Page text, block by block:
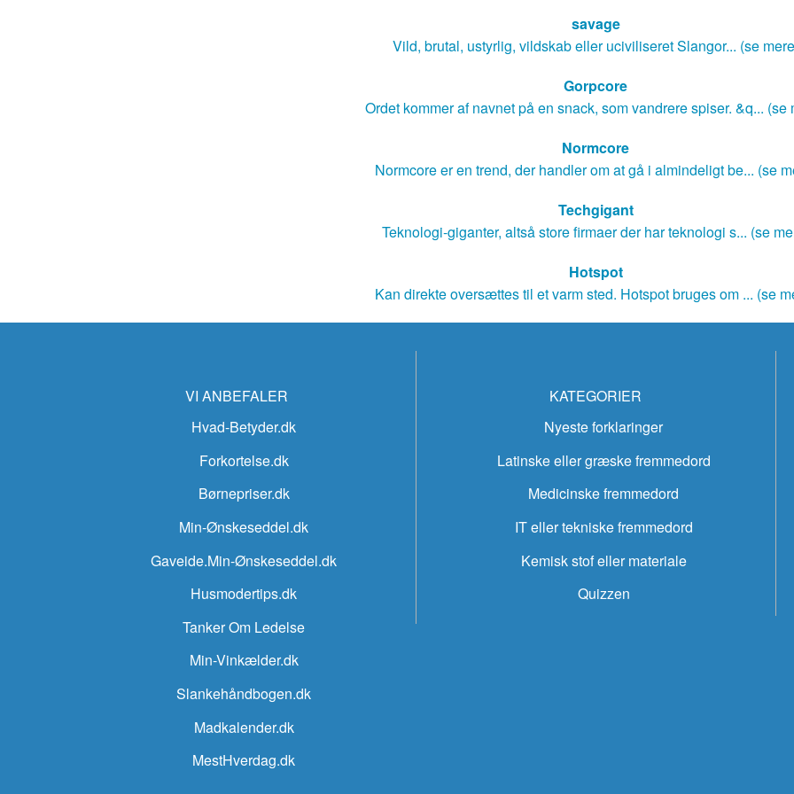
savage
Vild, brutal, ustyrlig, vildskab eller uciviliseret Slangor... (se
Gorpcore
Ordet kommer af navnet på en snack, som vandrere spiser. &q... (se
Normcore
Normcore er en trend, der handler om at gå i almindeligt be... (se
Techgigant
Teknologi-giganter, altså store firmaer der har teknologi s... (se
Hotspot
Kan direkte oversættes til et varm sted. Hotspot bruges om ... (se
VI ANBEFALER
Hvad-Betyder.dk
Forkortelse.dk
Børnepriser.dk
Min-Ønskeseddel.dk
Gaveide.Min-Ønskeseddel.dk
Husmodertips.dk
Tanker Om Ledelse
Min-Vinkælder.dk
Slankehåndbogen.dk
Madkalender.dk
MestHverdag.dk
KATEGORIER
Nyeste forklaringer
Latinske eller græske fremmedord
Medicinske fremmedord
IT eller tekniske fremmedord
Kemisk stof eller materiale
Quizzen